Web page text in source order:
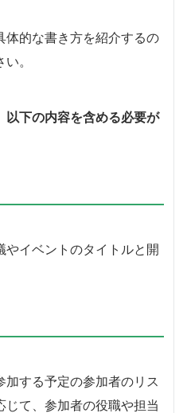
体的な書き方を紹介するの
。
以下の内容を含める必要が
やイベントのタイトルと開
する予定の参加者のリス
じて、参加者の役職や担当